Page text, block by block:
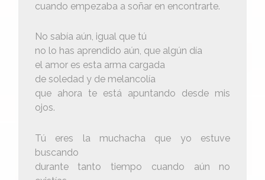
cuando empezaba a soñar en encontrarte.
No sabía aún, igual que tú
no lo has aprendido aún, que algún día
el amor es esta arma cargada
de soledad y de melancolía
que ahora te está apuntando desde mis
ojos.
Tú eres la muchacha que yo estuve
buscando
durante tanto tiempo cuando aún no